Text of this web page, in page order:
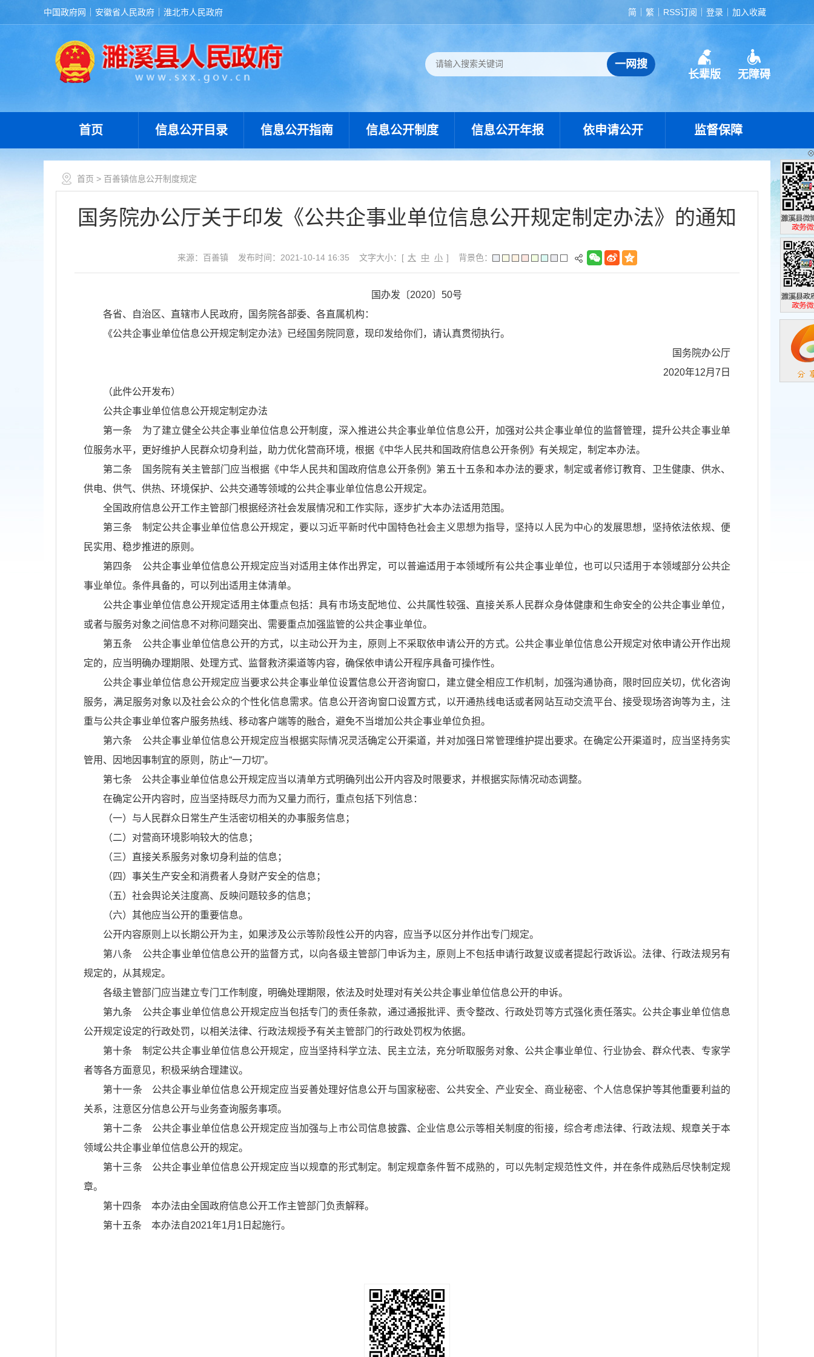
中国政府网 安徽省人民政府 淮北市人民政府 简 繁 RSS订阅 登录 加入收藏
长辈版 无障碍
首页 信息公开目录 信息公开指南 信息公开制度 信息公开年报 依申请公开 监督保障
首页 > 百善镇信息公开制度规定
国务院办公厅关于印发《公共企事业单位信息公开规定制定办法》的通知
来源：百善镇 发布时间：2021-10-14 16:35 文字大小：[ 大 中 小 ] 背景色：
国办发〔2020〕50号
各省、自治区、直辖市人民政府，国务院各部委、各直属机构：
《公共企事业单位信息公开规定制定办法》已经国务院同意，现印发给你们，请认真贯彻执行。
国务院办公厅
2020年12月7日
（此件公开发布）
公共企事业单位信息公开规定制定办法
第一条 为了建立健全公共企事业单位信息公开制度，深入推进公共企事业单位信息公开，加强对公共企事业单位的监督管理，提升公共企事业单
位服务水平，更好维护人民群众切身利益，助力优化营商环境，根据《中华人民共和国政府信息公开条例》有关规定，制定本办法。
第二条 国务院有关主管部门应当根据《中华人民共和国政府信息公开条例》第五十五条和本办法的要求，制定或者修订教育、卫生健康、供水、
供电、供气、供热、环境保护、公共交通等领域的公共企事业单位信息公开规定。
全国政府信息公开工作主管部门根据经济社会发展情况和工作实际，逐步扩大本办法适用范围。
第三条 制定公共企事业单位信息公开规定，要以习近平新时代中国特色社会主义思想为指导，坚持以人民为中心的发展思想，坚持依法依规、便
民实用、稳步推进的原则。
第四条 公共企事业单位信息公开规定应当对适用主体作出界定，可以普遍适用于本领域所有公共企事业单位，也可以只适用于本领域部分公共企
事业单位。条件具备的，可以列出适用主体清单。
公共企事业单位信息公开规定适用主体重点包括：具有市场支配地位、公共属性较强、直接关系人民群众身体健康和生命安全的公共企事业单位，
或者与服务对象之间信息不对称问题突出、需要重点加强监管的公共企事业单位。
第五条 公共企事业单位信息公开的方式，以主动公开为主，原则上不采取依申请公开的方式。公共企事业单位信息公开规定对依申请公开作出规
定的，应当明确办理期限、处理方式、监督救济渠道等内容，确保依申请公开程序具备可操作性。
公共企事业单位信息公开规定应当要求公共企事业单位设置信息公开咨询窗口，建立健全相应工作机制，加强沟通协商，限时回应关切，优化咨询
服务，满足服务对象以及社会公众的个性化信息需求。信息公开咨询窗口设置方式，以开通热线电话或者网站互动交流平台、接受现场咨询等为主，注
重与公共企事业单位客户服务热线、移动客户端等的融合，避免不当增加公共企事业单位负担。
第六条 公共企事业单位信息公开规定应当根据实际情况灵活确定公开渠道，并对加强日常管理维护提出要求。在确定公开渠道时，应当坚持务实
管用、因地因事制宜的原则，防止“一刀切”。
第七条 公共企事业单位信息公开规定应当以清单方式明确列出公开内容及时限要求，并根据实际情况动态调整。
在确定公开内容时，应当坚持既尽力而为又量力而行，重点包括下列信息：
（一）与人民群众日常生产生活密切相关的办事服务信息；
（二）对营商环境影响较大的信息；
（三）直接关系服务对象切身利益的信息；
（四）事关生产安全和消费者人身财产安全的信息；
（五）社会舆论关注度高、反映问题较多的信息；
（六）其他应当公开的重要信息。
公开内容原则上以长期公开为主，如果涉及公示等阶段性公开的内容，应当予以区分并作出专门规定。
第八条 公共企事业单位信息公开的监督方式，以向各级主管部门申诉为主，原则上不包括申请行政复议或者提起行政诉讼。法律、行政法规另有
规定的，从其规定。
各级主管部门应当建立专门工作制度，明确处理期限，依法及时处理对有关公共企事业单位信息公开的申诉。
第九条 公共企事业单位信息公开规定应当包括专门的责任条款，通过通报批评、责令整改、行政处罚等方式强化责任落实。公共企事业单位信息
公开规定设定的行政处罚，以相关法律、行政法规授予有关主管部门的行政处罚权为依据。
第十条 制定公共企事业单位信息公开规定，应当坚持科学立法、民主立法，充分听取服务对象、公共企事业单位、行业协会、群众代表、专家学
者等各方面意见，积极采纳合理建议。
第十一条 公共企事业单位信息公开规定应当妥善处理好信息公开与国家秘密、公共安全、产业安全、商业秘密、个人信息保护等其他重要利益的
关系，注意区分信息公开与业务查询服务事项。
第十二条 公共企事业单位信息公开规定应当加强与上市公司信息披露、企业信息公示等相关制度的衔接，综合考虑法律、行政法规、规章关于本
领域公共企事业单位信息公开的规定。
第十三条 公共企事业单位信息公开规定应当以规章的形式制定。制定规章条件暂不成熟的，可以先制定规范性文件，并在条件成熟后尽快制定规
章。
第十四条 本办法由全国政府信息公开工作主管部门负责解释。
第十五条 本办法自2021年1月1日起施行。
濉溪县政
政务微博
濉溪县政
政务微信